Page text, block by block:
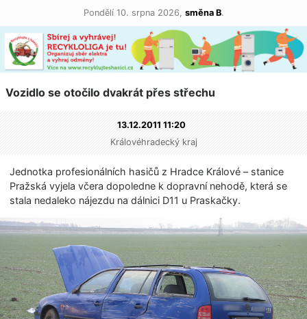
Pondělí 10. srpna 2026, směna B.
Vozidlo se otočilo dvakrát přes střechu
13.12.2011 11:20
Královéhradecký kraj
Jednotka profesionálních hasičů z Hradce Králové – stanice
Pražská vyjela včera dopoledne k dopravní nehodě, která se
stala nedaleko nájezdu na dálnici D11 u Praskačky.